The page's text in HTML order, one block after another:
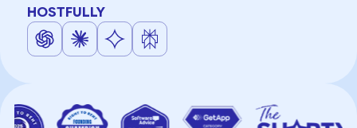
HOSTFULLY